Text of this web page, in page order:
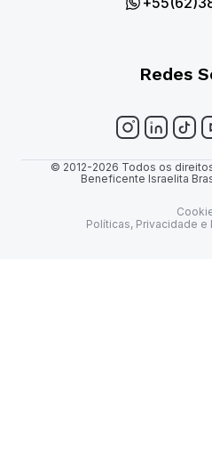
Redes
© 2012-2026 Todos os
Beneficente Israelita
Políticas, Privacidade